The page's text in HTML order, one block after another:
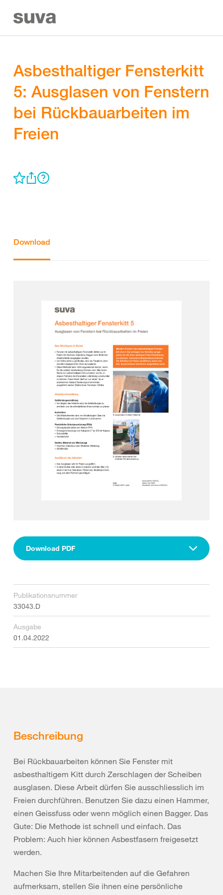
Asbesthaltiger Fensterkitt
5: Ausglasen von Fenstern
bei Rückbauarbeiten im
Freien
Download
Download PDF
Publikationsnummer
33043.D
Ausgabe
01.04.2022
Beschreibung
Bei Rückbauarbeiten können Sie Fenster mit
asbesthaltigem Kitt durch Zerschlagen der Scheiben
ausglasen. Diese Arbeit dürfen Sie ausschliesslich im
Freien durchführen. Benutzen Sie dazu einen Hammer,
einen Geissfuss oder wenn möglich einen Bagger. Das
Gute: Die Methode ist schnell und einfach. Das
Problem: Auch hier können Asbestfasern freigesetzt
werden.
Machen Sie Ihre Mitarbeitenden auf die Gefahren
aufmerksam, stellen Sie ihnen eine persönliche